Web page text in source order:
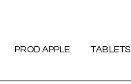
PROD APPLE TABLETS